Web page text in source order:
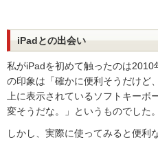
iPadとの出会い
私がiPadを初めて触ったのは
の印象は「確かに便利そうだけど
上に表示されているソフトキー
変そうだな。」というものでした。
しかし、実際に使ってみると便利